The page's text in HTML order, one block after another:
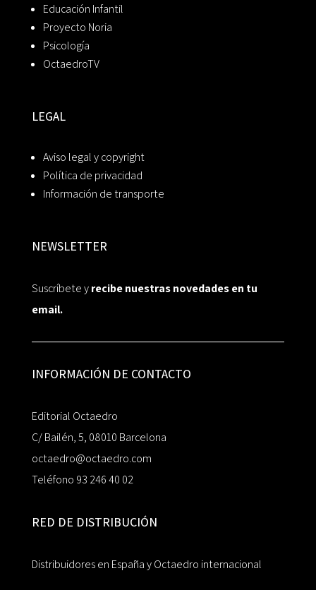
Educación Infantil
Proyecto Noria
Psicología
OctaedroTV
LEGAL
Aviso legal y copyright
Política de privacidad
Información de transporte
NEWSLETTER
Suscríbete yrecibe nuestras novedades en tu
email.
INFORMACIÓN DE CONTACTO
Editorial Octaedro
C/ Bailén, 5, 08010 Barcelona
octaedro@octaedro.com
Teléfono 93 246 40 02
RED DE DISTRIBUCIÓN
Distribuidores en España y Octaedro internacional